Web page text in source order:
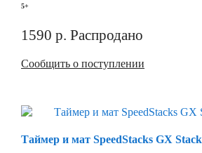
5+
1590 р. Распродано
Сообщить о поступлении
Таймер и мат SpeedStacks GX